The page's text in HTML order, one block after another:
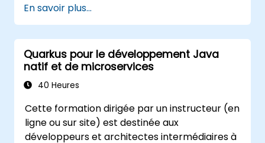
services, les passerelles API et la
communication inter-services.
Surveiller et sécuriser les microservices
dans les environnements de production.
Déployer et orchestrer des microservices
à l'aide de Kubernetes.
En savoir plus...
Quarkus pour le développement Java
natif et de microservices
40 Heures
Cette formation dirigée par un instructeur (en
ligne ou sur site) est destinée aux
développeurs et architectes intermédiaires à